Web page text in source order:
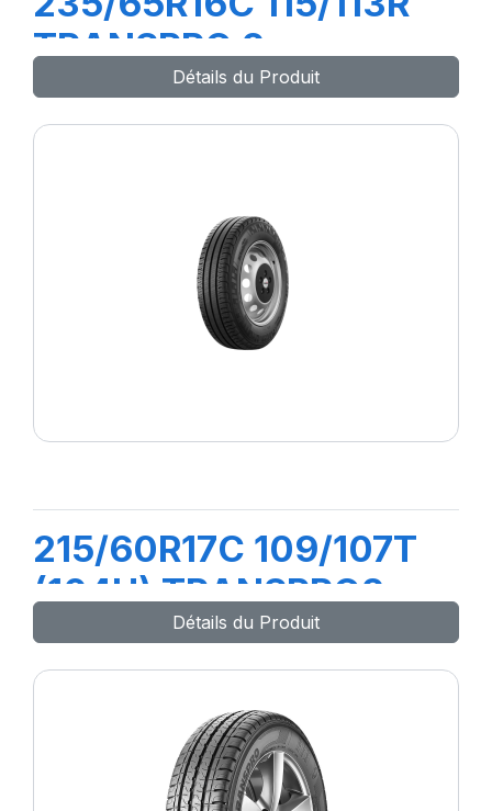
TRANSPRO 2
Détails du Produit
215/60R17C 109/107T
(104H) TRANSPRO2
Détails du Produit